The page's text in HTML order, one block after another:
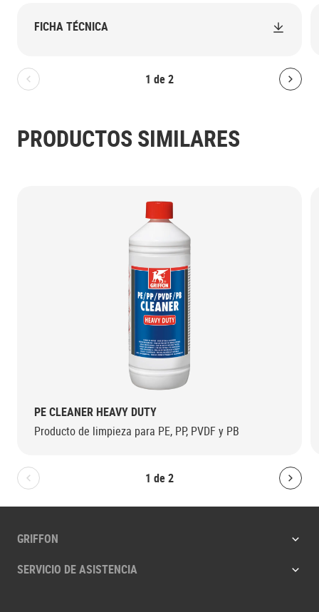
1 de2
Bolton.General.PreviousSlide
FICHA TÉCNICA
PRODUCTOS SIMILARES
1 de2
Bolton.General.PreviousSlide
PE CLEANER HEAVY DUTY
Producto de limpieza para PE, PP, PVDF y PB
GRIFFON
SERVICIO DE ASISTENCIA